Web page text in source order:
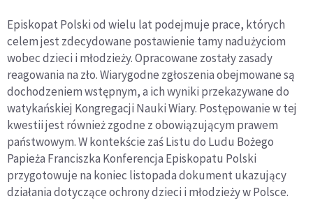
Episkopat Polski od wielu lat podejmuje prace, których
celem jest zdecydowane postawienie tamy nadużyciom
wobec dzieci i młodzieży. Opracowane zostały zasady
reagowania na zło. Wiarygodne zgłoszenia obejmowane są
dochodzeniem wstępnym, a ich wyniki przekazywane do
watykańskiej Kongregacji Nauki Wiary. Postępowanie w tej
kwestii jest również zgodne z obowiązującym prawem
państwowym. W kontekście zaś Listu do Ludu Bożego
Papieża Franciszka Konferencja Episkopatu Polski
przygotowuje na koniec listopada dokument ukazujący
działania dotyczące ochrony dzieci i młodzieży w Polsce.